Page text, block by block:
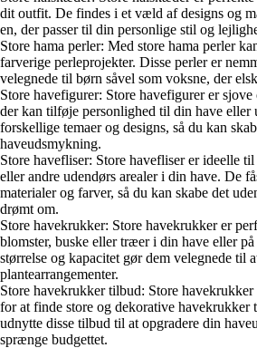
dit outfit. De findes i et væld af designs og
en, der passer til din personlige stil og
Store hama perler: Med store hama perler
farverige perleprojekter. Disse perler er
velegnede til børn såvel som voksne, der
Store havefigurer: Store havefigurer er sjove
der kan tilføje personlighed til din have eller
forskellige temaer og designs, så du kan
haveudsmykning.
Store havefliser: Store havefliser er ideelle til
eller andre udendørs arealer i din have. De
materialer og farver, så du kan skabe det
drømt om.
Store havekrukker: Store havekrukker er
blomster, buske eller træer i din have eller på
størrelse og kapacitet gør dem velegnede til
plantearrangementer.
Store havekrukker tilbud: Store
for at finde store og dekorative havekrukker
udnytte disse tilbud til at opgradere din
sprænge budgettet.